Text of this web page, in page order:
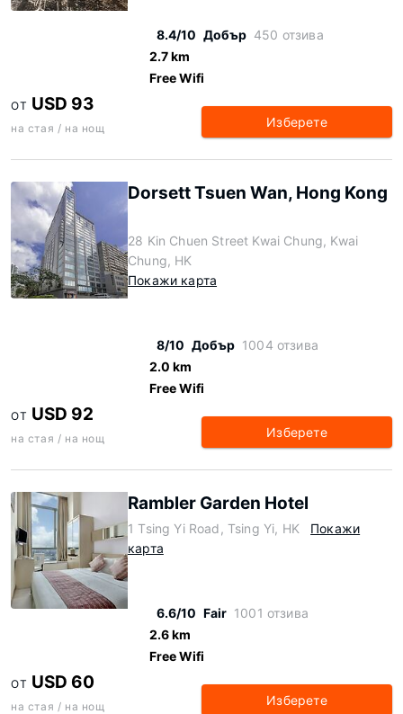
8.4/10 Добър 450 отзива
2.7 km
Free Wifi
ОТ USD 93
на стая / на нощ Изберете
Dorsett Tsuen Wan, Hong Kong
28 Kin Chuen Street Kwai Chung, Kwai
Chung, HK
Покажи карта
8/10 Добър 1004 отзива
2.0 km
Free Wifi
ОТ USD 92
на стая / на нощ Изберете
Rambler Garden Hotel
1 Tsing Yi Road, Tsing Yi, HK
Покажи
карта
6.6/10 Fair 1001 отзива
2.6 km
Free Wifi
ОТ USD 60
на стая / на нощ Изберете